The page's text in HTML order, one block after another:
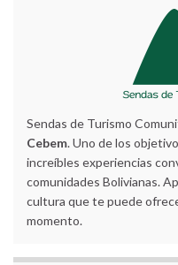
Sendas de Turismo
Cebem. Uno de los
increíbles experiencias
comunidades Bolivianas.
cultura que te puede
momento.